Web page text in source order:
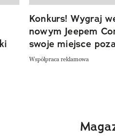
Konkurs! Wygraj
nowym Jeepem
swoje miejsce
Współpraca reklamowa